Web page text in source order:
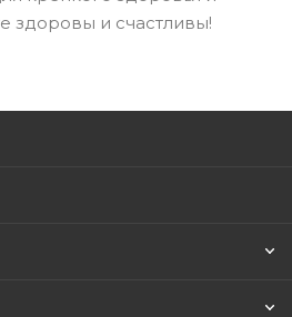
здоровы и счастливы!